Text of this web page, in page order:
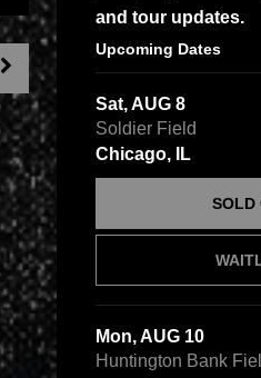
and tour updates.
Upcoming Dates
Sat, AUG 8
Soldier Field
Chicago, IL
SOLD
Mon, AUG 10
Huntington Bank